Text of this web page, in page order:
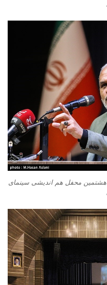
محفل هم اندیشی سینمای